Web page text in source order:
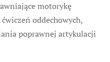
motorykę
oddechowych,
poprawnej artykulacji